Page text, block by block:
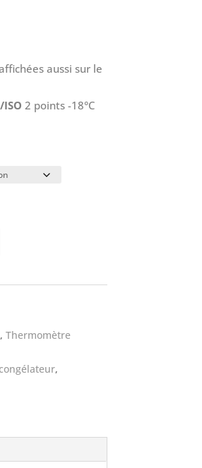
aussi sur le
2 points -18°C
, Thermomètre
congélateur,